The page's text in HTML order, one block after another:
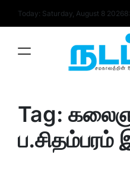
Today: Saturday, August 8 20268:
Tag:
ப.சிதம்பரம்